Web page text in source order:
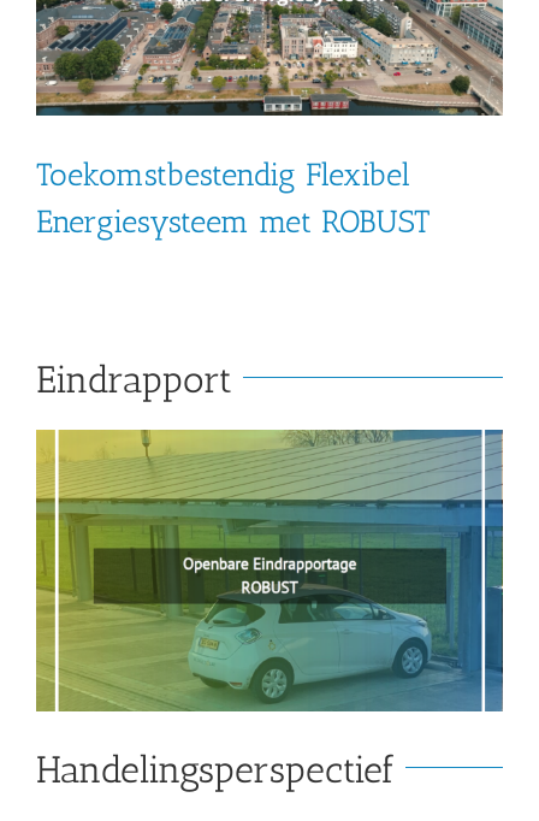
Toekomstbestendig Flexibel
Energiesysteem met ROBUST
Eindrapport
Handelingsperspectief